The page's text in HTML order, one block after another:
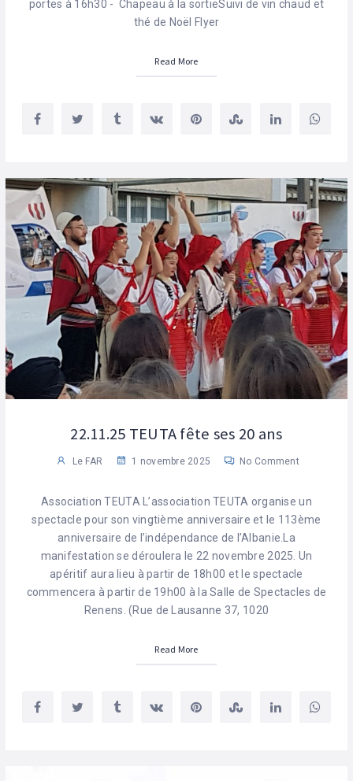
portes à 16h30 - Chapeau à la sortieSuivi de vin chaud et
thé de Noël Flyer
Read More
22.11.25 TEUTA fête ses 20 ans
Le FAR 1 novembre 2025 No Comment
Association TEUTA L’association TEUTA organise un
spectacle pour son vingtième anniversaire et le 113ème
anniversaire de l’indépendance de l’Albanie.La
manifestation se déroulera le 22 novembre 2025. Un
apéritif aura lieu à partir de 18h00 et le spectacle
commencera à partir de 19h00 à la Salle de Spectacles de
Renens. (Rue de Lausanne 37, 1020
Read More